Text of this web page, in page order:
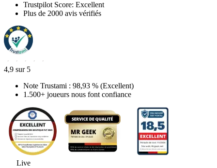
Trustpilot Score: Excellent
Plus de 2000 avis vérifiés
4,9 sur 5
Note Trustami : 98,93 % (Excellent)
1.500+ joueurs nous font confiance
Live